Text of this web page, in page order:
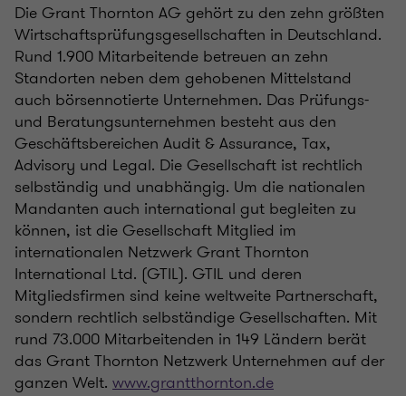
Die Grant Thornton AG gehört zu den zehn größten
Wirtschaftsprüfungsgesellschaften in Deutschland.
Rund 1.900 Mitarbeitende betreuen an zehn
Standorten neben dem gehobenen Mittelstand
auch börsennotierte Unternehmen. Das Prüfungs-
und Beratungsunternehmen besteht aus den
Geschäftsbereichen Audit & Assurance, Tax,
Advisory und Legal. Die Gesellschaft ist rechtlich
selbständig und unabhängig. Um die nationalen
Mandanten auch international gut begleiten zu
können, ist die Gesellschaft Mitglied im
internationalen Netzwerk Grant Thornton
International Ltd. (GTIL). GTIL und deren
Mitgliedsfirmen sind keine weltweite Partnerschaft,
sondern rechtlich selbständige Gesellschaften. Mit
rund 73.000 Mitarbeitenden in 149 Ländern berät
das Grant Thornton Netzwerk Unternehmen auf der
ganzen Welt. www.grantthornton.de